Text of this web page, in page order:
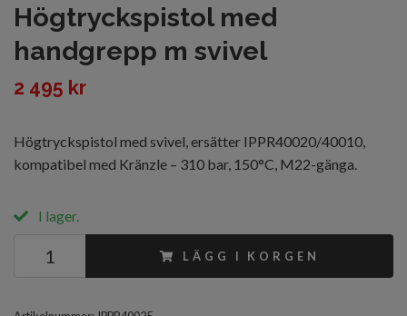
Högtryckspistol med
handgrepp m svivel
2 495 kr
Högtryckspistol med svivel, ersätter IPPR40020/40010,
kompatibel med Kränzle – 310 bar, 150°C, M22-gänga.
I lager.
LÄGG I KORGEN